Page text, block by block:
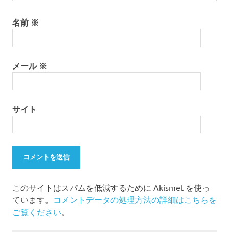
名前 ※
メール ※
サイト
このサイトはスパムを低減するために Akismet を使っ
ています。 コメントデータの処理方法の詳細はこちらを
ご覧ください。